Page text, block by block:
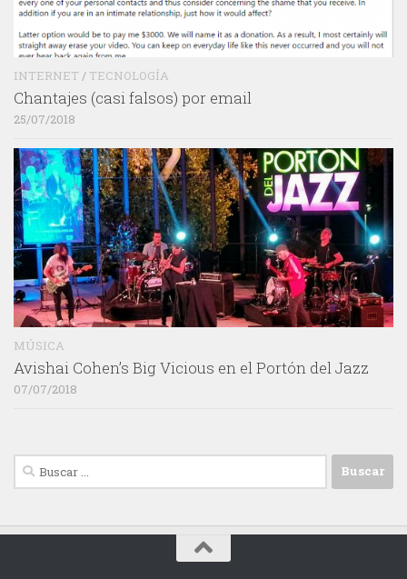
INTERNET / TECNOLOGÍA
Chantajes (casi falsos) por email
25/07/2018
MÚSICA
Avishai Cohen’s Big Vicious en el Portón del Jazz
07/07/2018
Buscar: